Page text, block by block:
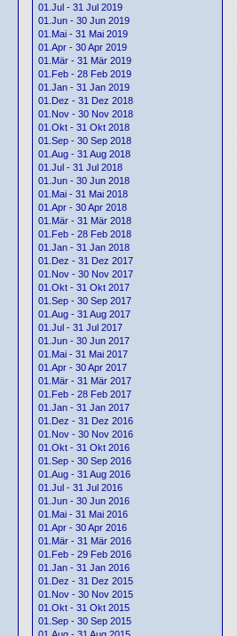
01.Jul - 31 Jul 2019
01.Jun - 30 Jun 2019
01.Mai - 31 Mai 2019
01.Apr - 30 Apr 2019
01.Mär - 31 Mär 2019
01.Feb - 28 Feb 2019
01.Jan - 31 Jan 2019
01.Dez - 31 Dez 2018
01.Nov - 30 Nov 2018
01.Okt - 31 Okt 2018
01.Sep - 30 Sep 2018
01.Aug - 31 Aug 2018
01.Jul - 31 Jul 2018
01.Jun - 30 Jun 2018
01.Mai - 31 Mai 2018
01.Apr - 30 Apr 2018
01.Mär - 31 Mär 2018
01.Feb - 28 Feb 2018
01.Jan - 31 Jan 2018
01.Dez - 31 Dez 2017
01.Nov - 30 Nov 2017
01.Okt - 31 Okt 2017
01.Sep - 30 Sep 2017
01.Aug - 31 Aug 2017
01.Jul - 31 Jul 2017
01.Jun - 30 Jun 2017
01.Mai - 31 Mai 2017
01.Apr - 30 Apr 2017
01.Mär - 31 Mär 2017
01.Feb - 28 Feb 2017
01.Jan - 31 Jan 2017
01.Dez - 31 Dez 2016
01.Nov - 30 Nov 2016
01.Okt - 31 Okt 2016
01.Sep - 30 Sep 2016
01.Aug - 31 Aug 2016
01.Jul - 31 Jul 2016
01.Jun - 30 Jun 2016
01.Mai - 31 Mai 2016
01.Apr - 30 Apr 2016
01.Mär - 31 Mär 2016
01.Feb - 29 Feb 2016
01.Jan - 31 Jan 2016
01.Dez - 31 Dez 2015
01.Nov - 30 Nov 2015
01.Okt - 31 Okt 2015
01.Sep - 30 Sep 2015